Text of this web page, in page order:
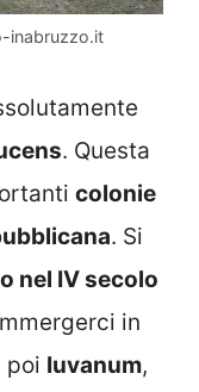
inabruzzo.it
. Questa
colonie
. Si
nel IV secolo
in
poi Iuvanum,